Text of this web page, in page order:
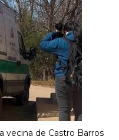
vecina de Castro Barros